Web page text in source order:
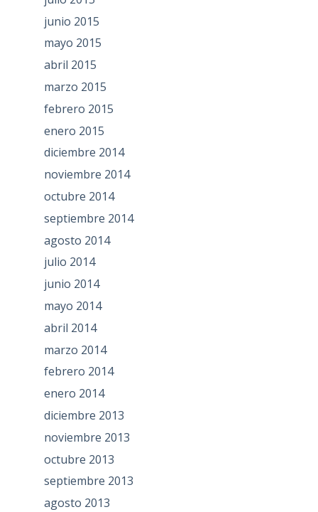
junio 2015
mayo 2015
abril 2015
marzo 2015
febrero 2015
enero 2015
diciembre 2014
noviembre 2014
octubre 2014
septiembre 2014
agosto 2014
julio 2014
junio 2014
mayo 2014
abril 2014
marzo 2014
febrero 2014
enero 2014
diciembre 2013
noviembre 2013
octubre 2013
septiembre 2013
agosto 2013